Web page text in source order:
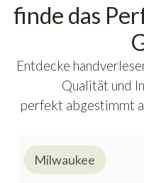
finde das
Entdecke
Qualität und
perfekt abgestimmt
Milwaukee